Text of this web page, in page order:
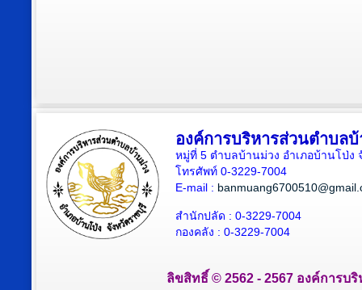
องค์การบริหารส่วนตำบล
หมู่ที่ 5 ตำบลบ้านม่วง อำเภอบ้านโป่ง
โทรศัพท์ 0-3229-7004
E-mail :
สำนักปลัด : 0-3229-7004
กองคลัง : 0-3229-7004
ลิขสิทธิ์ © 2562 - 2567 องค์การบ